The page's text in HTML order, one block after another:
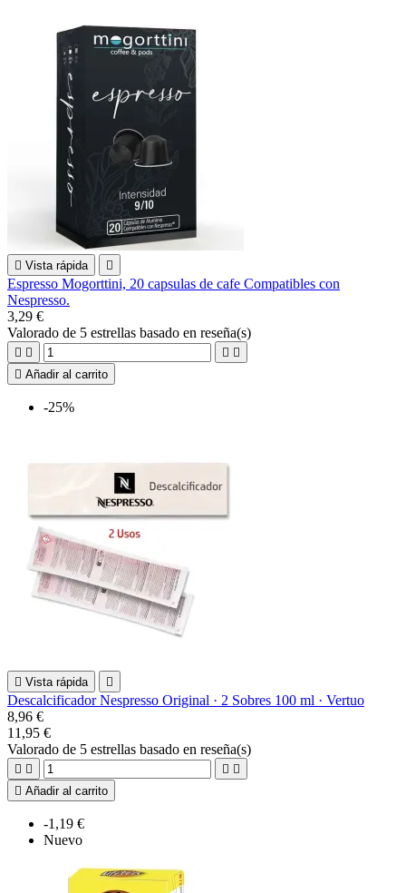
 Vista rápida 
Espresso Mogorttini, 20 capsulas de cafe Compatibles con
Nespresso.
3,29 €
Valorado de 5 estrellas basado en reseña(s)
   
 Añadir al carrito
-25%
 Vista rápida 
Descalcificador Nespresso Original · 2 Sobres 100 ml · Vertuo
8,96 €
11,95 €
Valorado de 5 estrellas basado en reseña(s)
   
 Añadir al carrito
-1,19 €
Nuevo